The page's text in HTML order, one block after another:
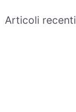
Articoli recenti